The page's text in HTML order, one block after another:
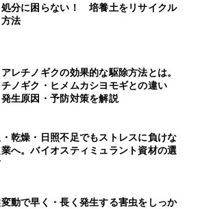
処分に困らない！ 培養土をリサイクル
法
レチノギクの効果的な駆除方法とは。
ノギク・ヒメムカシヨモギとの違い
生原因・予防対策を解説
乾燥・日照不足でもストレスに負けな
へ。バイオスティミュラント資材の選
動で早く・長く発生する害虫をしっか